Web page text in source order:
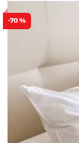
-70 %